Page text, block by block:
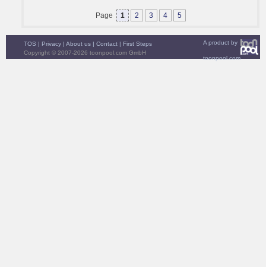
Page 1 2 3 4 5
A product by
toonpool.com
TOS | Privacy | About us | Contact | First Steps
Copyright © 2007-2026 toonpool.com GmbH